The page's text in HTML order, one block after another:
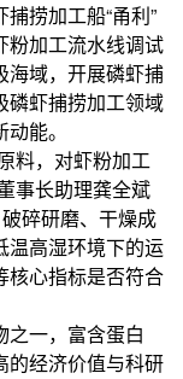
捞加工船“甬利”
粉加工流水线调试
海域，开展磷虾捕
磷虾捕捞加工领域
能。
料，对虾粉加工
事长助理龚全斌
碎研磨、干燥成
温高湿环境下的运
核心指标是否符合
之一，富含蛋白
的经济价值与科研